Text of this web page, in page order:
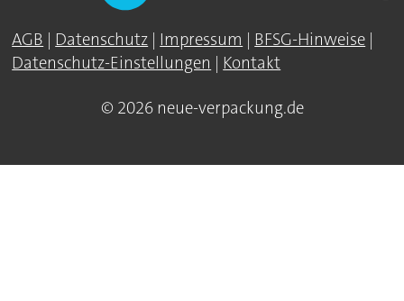
AGB | Datenschutz | Impressum | BFSG-Hinweise |
Datenschutz-Einstellungen | Kontakt
© 2026 neue-verpackung.de